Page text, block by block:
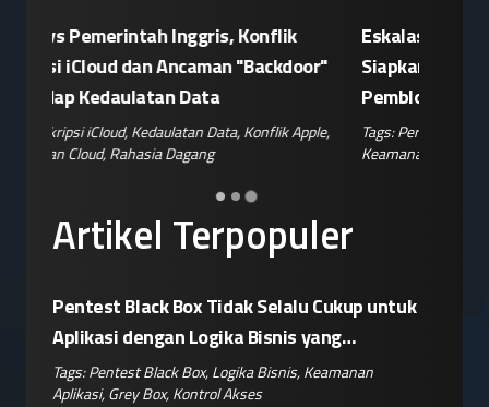
Artikel Terpopuler
Pentest Black Box Tidak Selalu Cukup untuk
Aplikasi dengan Logika Bisnis yang
Kompleks
Tags:Pentest Black Box,Logika Bisnis,Keamanan
Aplikasi,Grey Box,Kontrol Akses
Patroli Siber Polda Metro Jaya Netralisir
Kampanye Disinformasi Hoaks di TikTok
Jelang 17 Agustus
Tags:Disinformasi TikTok,Patroli Siber,Penanganan
Hoaks,Risiko Digital,Reputasi Merek